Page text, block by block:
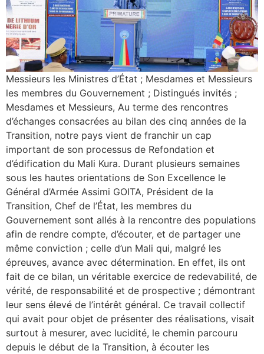
Messieurs les Ministres d’État ; Mesdames et Messieurs
les membres du Gouvernement ; Distingués invités ;
Mesdames et Messieurs, Au terme des rencontres
d’échanges consacrées au bilan des cinq années de la
Transition, notre pays vient de franchir un cap
important de son processus de Refondation et
d’édification du Mali Kura. Durant plusieurs semaines
sous les hautes orientations de Son Excellence le
Général d’Armée Assimi GOITA, Président de la
Transition, Chef de l’État, les membres du
Gouvernement sont allés à la rencontre des populations
afin de rendre compte, d’écouter, et de partager une
même conviction ; celle d’un Mali qui, malgré les
épreuves, avance avec détermination. En effet, ils ont
fait de ce bilan, un véritable exercice de redevabilité, de
vérité, de responsabilité et de prospective ; démontrant
leur sens élevé de l’intérêt général. Ce travail collectif
qui avait pour objet de présenter des réalisations, visait
surtout à mesurer, avec lucidité, le chemin parcouru
depuis le début de la Transition, à écouter les